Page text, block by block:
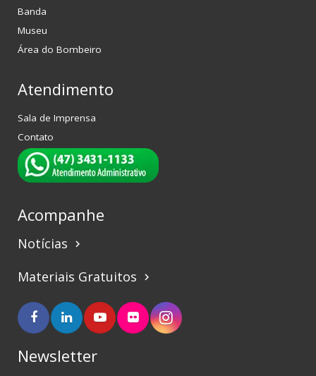
Banda
Museu
Área do Bombeiro
Atendimento
Sala de Imprensa
Contato
Acompanhe
Notícias keyboard_arrow_right
Materiais Gratuitos keyboard_arrow_right
Newsletter